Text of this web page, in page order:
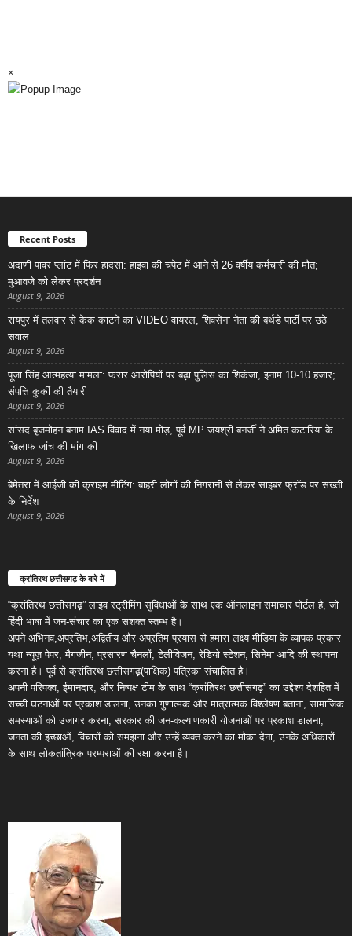
×
Recent Posts
अदाणी पावर प्लांट में फिर हादसा: हाइवा की चपेट में आने से 26 वर्षीय कर्मचारी की मौत;
मुआवजे को लेकर प्रदर्शन
August 9, 2026
रायपुर में तलवार से केक काटने का VIDEO वायरल, शिवसेना नेता की बर्थडे पार्टी पर उठे
सवाल
August 9, 2026
पूजा सिंह आत्महत्या मामला: फरार आरोपियों पर बढ़ा पुलिस का शिकंजा, इनाम 10-10 हजार;
संपत्ति कुर्की की तैयारी
August 9, 2026
सांसद बृजमोहन बनाम IAS विवाद में नया मोड़, पूर्व MP जयश्री बनर्जी ने अमित कटारिया के
खिलाफ जांच की मांग की
August 9, 2026
बेमेतरा में आईजी की क्राइम मीटिंग: बाहरी लोगों की निगरानी से लेकर साइबर फ्रॉड पर सख्ती
के निर्देश
August 9, 2026
क्रांतिरथ छत्तीसगढ़ के बारे में
“क्रांतिरथ छत्तीसगढ़” लाइव स्ट्रीमिंग सुविधाओं के साथ एक ऑनलाइन समाचार पोर्टल है, जो
हिंदी भाषा में जन-संचार का एक सशक्त स्तम्भ है।
अपने अभिनव,अप्रतिभ,अद्वितीय और अप्रतिम प्रयास से हमारा लक्ष्य मीडिया के व्यापक प्रकार
यथा न्यूज़ पेपर, मैगजीन, प्रसारण चैनलों, टेलीविजन, रेडियो स्टेशन, सिनेमा आदि की स्थापना
करना है। पूर्व से क्रांतिरथ छत्तीसगढ़(पाक्षिक) पत्रिका संचालित है।
अपनी परिपक्व, ईमानदार, और निष्पक्ष टीम के साथ “क्रांतिरथ छत्तीसगढ़” का उद्देश्य देशहित में
सच्ची घटनाओं पर प्रकाश डालना, उनका गुणात्मक और मात्रात्मक विश्लेषण बताना, सामाजिक
समस्याओं को उजागर करना, सरकार की जन-कल्याणकारी योजनाओं पर प्रकाश डालना,
जनता की इच्छाओं, विचारों को समझना और उन्हें व्यक्त करने का मौका देना, उनके अधिकारों
के साथ लोकतांत्रिक परम्पराओं की रक्षा करना है।